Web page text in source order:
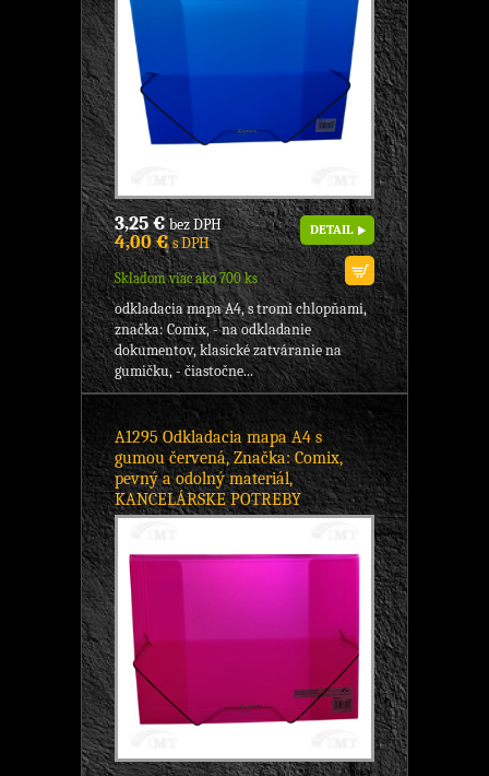
3,25 €bez DPH
4,00 €s DPH
Skladom viac ako 700 ks
DETAIL
odkladacia mapa A4, s tromi chlopňami,
značka: Comix, - na odkladanie
dokumentov, klasické zatváranie na
gumičku, - čiastočne...
A1295 Odkladacia mapa A4 s
gumou červená, Značka: Comix,
pevný a odolný materiál,
KANCELÁRSKE POTREBY